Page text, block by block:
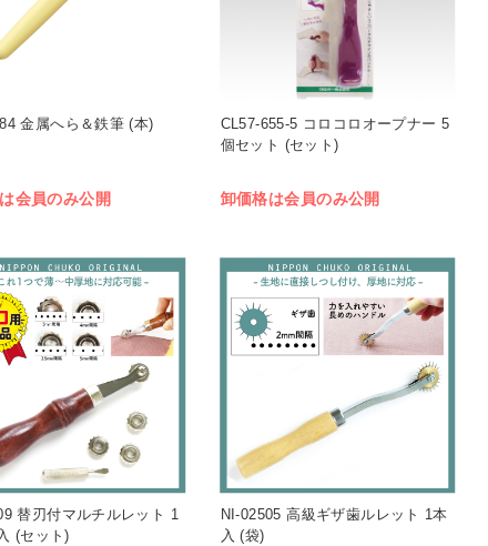
金属へら＆鉄筆 (本)
会員のみ公開
CL57-655-5 コロコロオープナー 5
個セット (セット)
卸価格は会員のみ公開
替刃付マルチルレット 1
(セット)
NI-02505 高級ギザ歯ルレット 1本
入 (袋)